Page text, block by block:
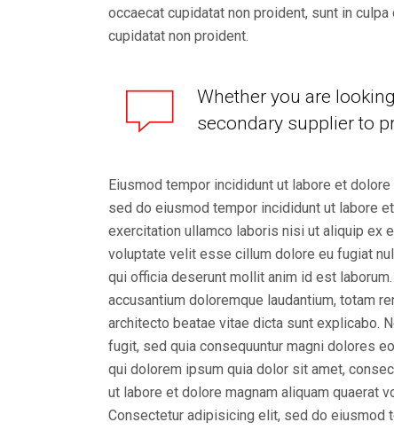
occaecat cupidatat non proident, sunt in
cupidatat non proident.
Whether you are
secondary supplier to
Eiusmod tempor incididunt ut labore et
sed do eiusmod tempor incididunt ut labore
exercitation ullamco laboris nisi ut aliquip ex
voluptate velit esse cillum dolore eu fugiat
qui officia deserunt mollit anim id est
accusantium doloremque laudantium, totam
architecto beatae vitae dicta sunt explicabo.
fugit, sed quia consequuntur magni dolores
qui dolorem ipsum quia dolor sit amet,
ut labore et dolore magnam aliquam quaerat
Consectetur adipisicing elit, sed do eiusmod